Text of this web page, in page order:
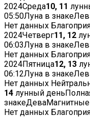
2024Среда10, 11
05:50Луна в
Нет данных
2024Четверг11, 12
06:03Луна в
Нет данных
2024Пятница12, 13
06:12Луна в
Нет данных
14 лунный
знакеДеваМагнитные
Нет данных